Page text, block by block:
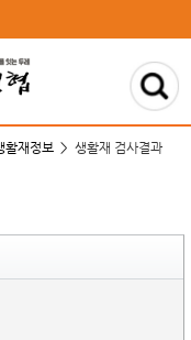
재정보 > 생활재 검사결과